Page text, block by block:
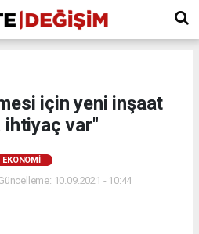
için yeni inşaat
ihtiyaç var"
EKONOMI
10.09.2021 - 10:44